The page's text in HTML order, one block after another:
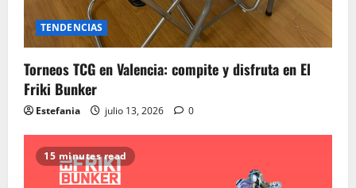
TENDENCIAS
Torneos TCG en Valencia: compite y disfruta en El
Friki Bunker
Estefania julio 13, 2026 0
15 minutes read